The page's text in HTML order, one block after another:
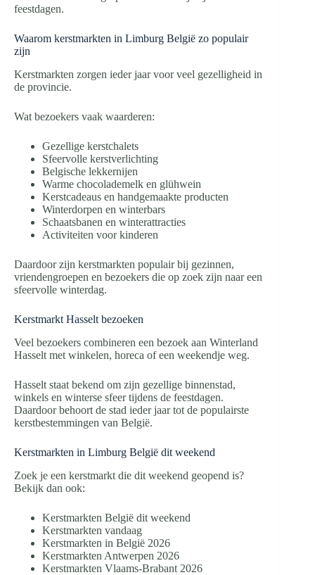
feestdagen.
Waarom kerstmarkten in Limburg België zo populair
zijn
Kerstmarkten zorgen ieder jaar voor veel gezelligheid in
de provincie.
Wat bezoekers vaak waarderen:
Gezellige kerstchalets
Sfeervolle kerstverlichting
Belgische lekkernijen
Warme chocolademelk en glühwein
Kerstcadeaus en handgemaakte producten
Winterdorpen en winterbars
Schaatsbanen en winterattracties
Activiteiten voor kinderen
Daardoor zijn kerstmarkten populair bij gezinnen,
vriendengroepen en bezoekers die op zoek zijn naar een
sfeervolle winterdag.
Kerstmarkt Hasselt bezoeken
Veel bezoekers combineren een bezoek aan Winterland
Hasselt met winkelen, horeca of een weekendje weg.
Hasselt staat bekend om zijn gezellige binnenstad,
winkels en winterse sfeer tijdens de feestdagen.
Daardoor behoort de stad ieder jaar tot de populairste
kerstbestemmingen van België.
Kerstmarkten in Limburg België dit weekend
Zoek je een kerstmarkt die dit weekend geopend is?
Bekijk dan ook:
Kerstmarkten België dit weekend
Kerstmarkten vandaag
Kerstmarkten in België 2026
Kerstmarkten Antwerpen 2026
Kerstmarkten Vlaams-Brabant 2026